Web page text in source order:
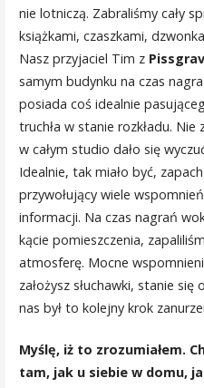
nie lotniczą. Zabraliśmy cały
książkami, czaszkami,
Nasz przyjaciel Tim z
samym budynku na czas
posiada coś idealnie
truchła w stanie rozkładu.
w całym studio dało się
Idealnie, tak miało być,
przywołujący wiele
informacji. Na czas nagrań
kącie pomieszczenia,
atmosferę. Mocne
założysz słuchawki, stanie
nas był to kolejny krok
Myślę, iż to zrozumiałem.
tam, jak u siebie w domu,